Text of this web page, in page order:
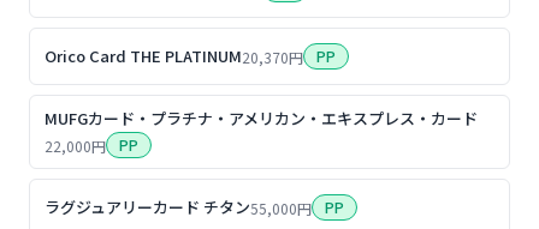
Orico Card THE PLATINUM20,370円 PP
MUFGカード・プラチナ・アメリカン・エキスプレス・カード
22,000円 PP
ラグジュアリーカード チタン55,000円 PP